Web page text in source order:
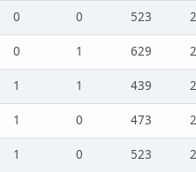
0 0 523
0 1 629
1 1 439
1 0 473
1 0 523